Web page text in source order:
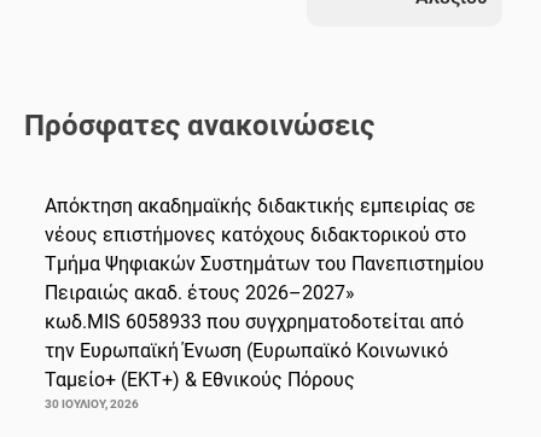
Πρόσφατες ανακοινώσεις
Απόκτηση ακαδημαϊκής διδακτικής εμπειρίας σε
νέους επιστήμονες κατόχους διδακτορικού στο
Τμήμα Ψηφιακών Συστημάτων του Πανεπιστημίου
Πειραιώς ακαδ. έτους 2026–2027»
κωδ.MIS 6058933 που συγχρηματοδοτείται από
την Ευρωπαϊκή Ένωση (Ευρωπαϊκό Κοινωνικό
Ταμείο+ (ΕΚΤ+) & Εθνικούς Πόρους
30 ΙΟΥΛΊΟΥ, 2026